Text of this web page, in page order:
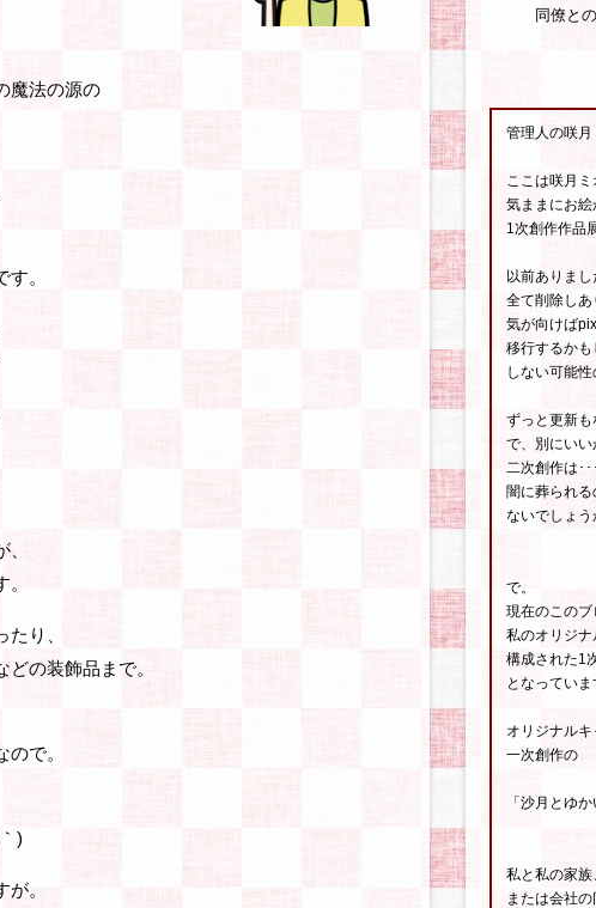
魔法の源の
。
り、
の装飾品まで。
で。
)
。
同僚と
管理人の咲月
ここは咲月
気ままにお絵
1次創作作品
以前ありま
全て削除しあ
気が向けば
移行するかも
しない可能性
ずっと更新
で、別にいい
二次創作は･
闇に葬られ
ないでしょう
で。
現在のこのブ
私のオリジ
構成された1
となっていま
オリジナル
一次創作の
「沙月とゆ
私と私の家族
または会社